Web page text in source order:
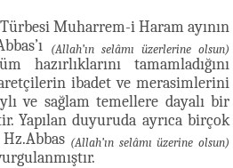
Türbesi Muharrem-i Haram ayının
(Allah’ın selâmı üzerlerine olsun)
tamamladığını
ibadet ve merasimlerini
ve sağlam temellere dayalı bir
Yapılan duyuruda ayrıca birçok
(Allah’ın selâmı üzerine olsun)